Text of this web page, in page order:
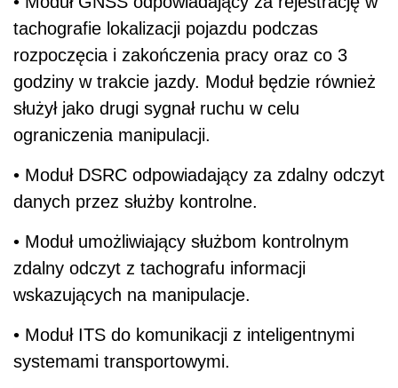
tachografie lokalizacji pojazdu podczas
rozpoczęcia i zakończenia pracy oraz co 3
godziny w trakcie jazdy. Moduł będzie również
służył jako drugi sygnał ruchu w celu
ograniczenia manipulacji.
• Moduł DSRC odpowiadający za zdalny odczyt
danych przez służby kontrolne.
• Moduł umożliwiający służbom kontrolnym
zdalny odczyt z tachografu informacji
wskazujących na manipulacje.
• Moduł ITS do komunikacji z inteligentnymi
systemami transportowymi.